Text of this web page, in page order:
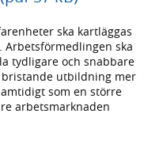
ska kartläggas
Arbetsförmedlingen ska
tydligare och snabbare
utbildning mer
som en större
arbetsmarknaden